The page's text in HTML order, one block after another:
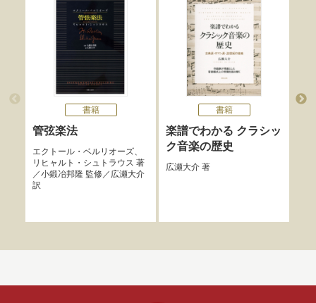
書籍
管弦楽法
エクトール・ベルリオーズ、
リヒャルト・シュトラウス 著
／小鍛冶邦隆 監修／ 広瀬大介
訳
書籍
楽譜でわかる クラシッ
ク音楽の歴史
広瀬大介著